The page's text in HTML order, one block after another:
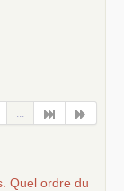
Quel ordre du